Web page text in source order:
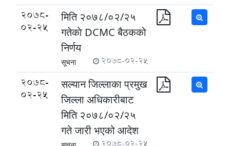
2078-
02-25
मिति २०७८/०२/२५
गतेकाे DCMC बैठकको
निर्णय
सूचना 2078-02-25
2078-
02-25
सल्यान जिल्लाका प्रमुख
जिल्ला अधिकारीबाट
मिति २०७८/०२/२५
गते जारी भएको आदेश